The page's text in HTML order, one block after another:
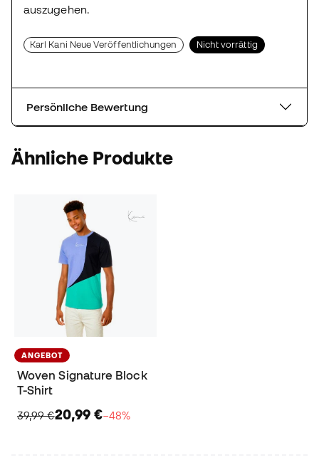
auszugehen.
Karl Kani Neue Veröffentlichungen Nicht vorrättig
Persönliche Bewertung
Ähnliche Produkte
ANGEBOT
Woven Signature Block
T-Shirt
39,99 €20,99 €−48%